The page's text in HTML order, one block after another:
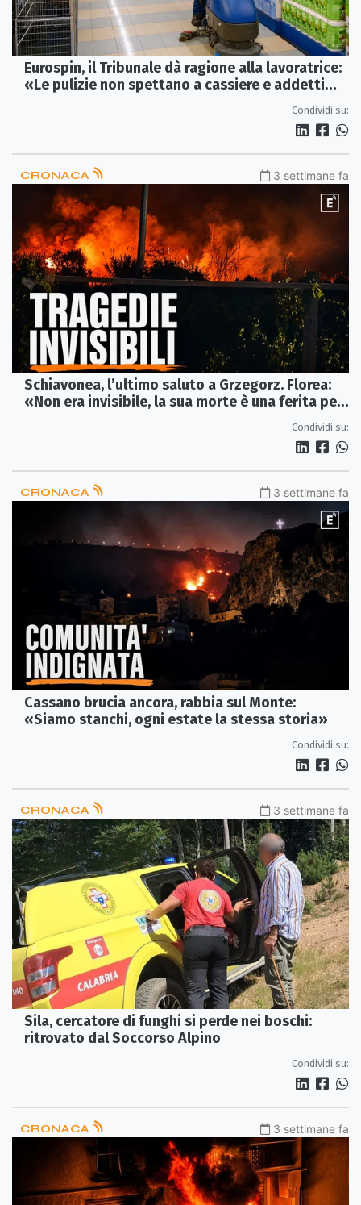
Eurospin, il Tribunale dà ragione alla lavoratrice:
«Le pulizie non spettano a cassiere e addetti
Condividi su:
CRONACA 3 settimane fa
Schiavonea, l’ultimo saluto a Grzegorz. Florea:
«Non era invisibile, la sua morte è una ferita per
Condividi su:
CRONACA 3 settimane fa
Cassano brucia ancora, rabbia sul Monte:
«Siamo stanchi, ogni estate la stessa storia»
Condividi su:
CRONACA 3 settimane fa
Sila, cercatore di funghi si perde nei boschi:
ritrovato dal Soccorso Alpino
Condividi su:
CRONACA 3 settimane fa